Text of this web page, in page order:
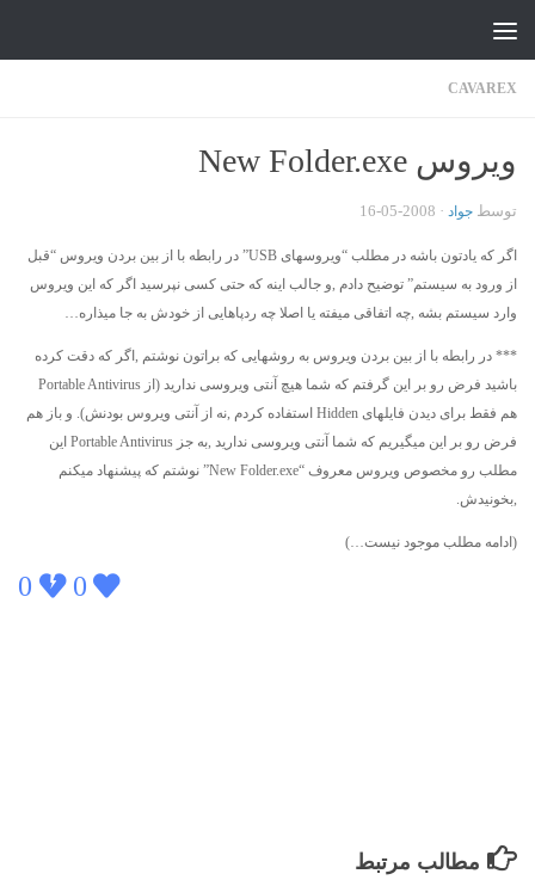
CAVAREX
ویروس New Folder.exe
توسط جواد ·
2008-05-16
اگر که یادتون باشه در مطلب “ویروسهای USB” در رابطه با از بین بردن ویروس “قبل
از ورود به سیستم” توضیح دادم ,و جالب اینه که حتی کسی نپرسید اگر که این ویروس
وارد سیستم بشه ,چه اتفاقی میفته یا اصلا چه ردپاهایی از خودش به جا میذاره…
*** در رابطه با از بین بردن ویروس به روشهایی که براتون نوشتم ,اگر که دقت کرده
هم فقط برای دیدن فایلهای Hidden استفاده کردم ,نه از آنتی ویروس بودنش). و باز هم
فرض رو بر این میگیریم که شما آنتی ویروسی ندارید ,به جز Portable Antivirus این
مطلب رو مخصوص ویروس معروف “New Folder.exe” نوشتم که پیشنهاد میکنم
,بخونیدش.
(ادامه مطلب موجود نیست…)
0
0
مطالب مرتبط